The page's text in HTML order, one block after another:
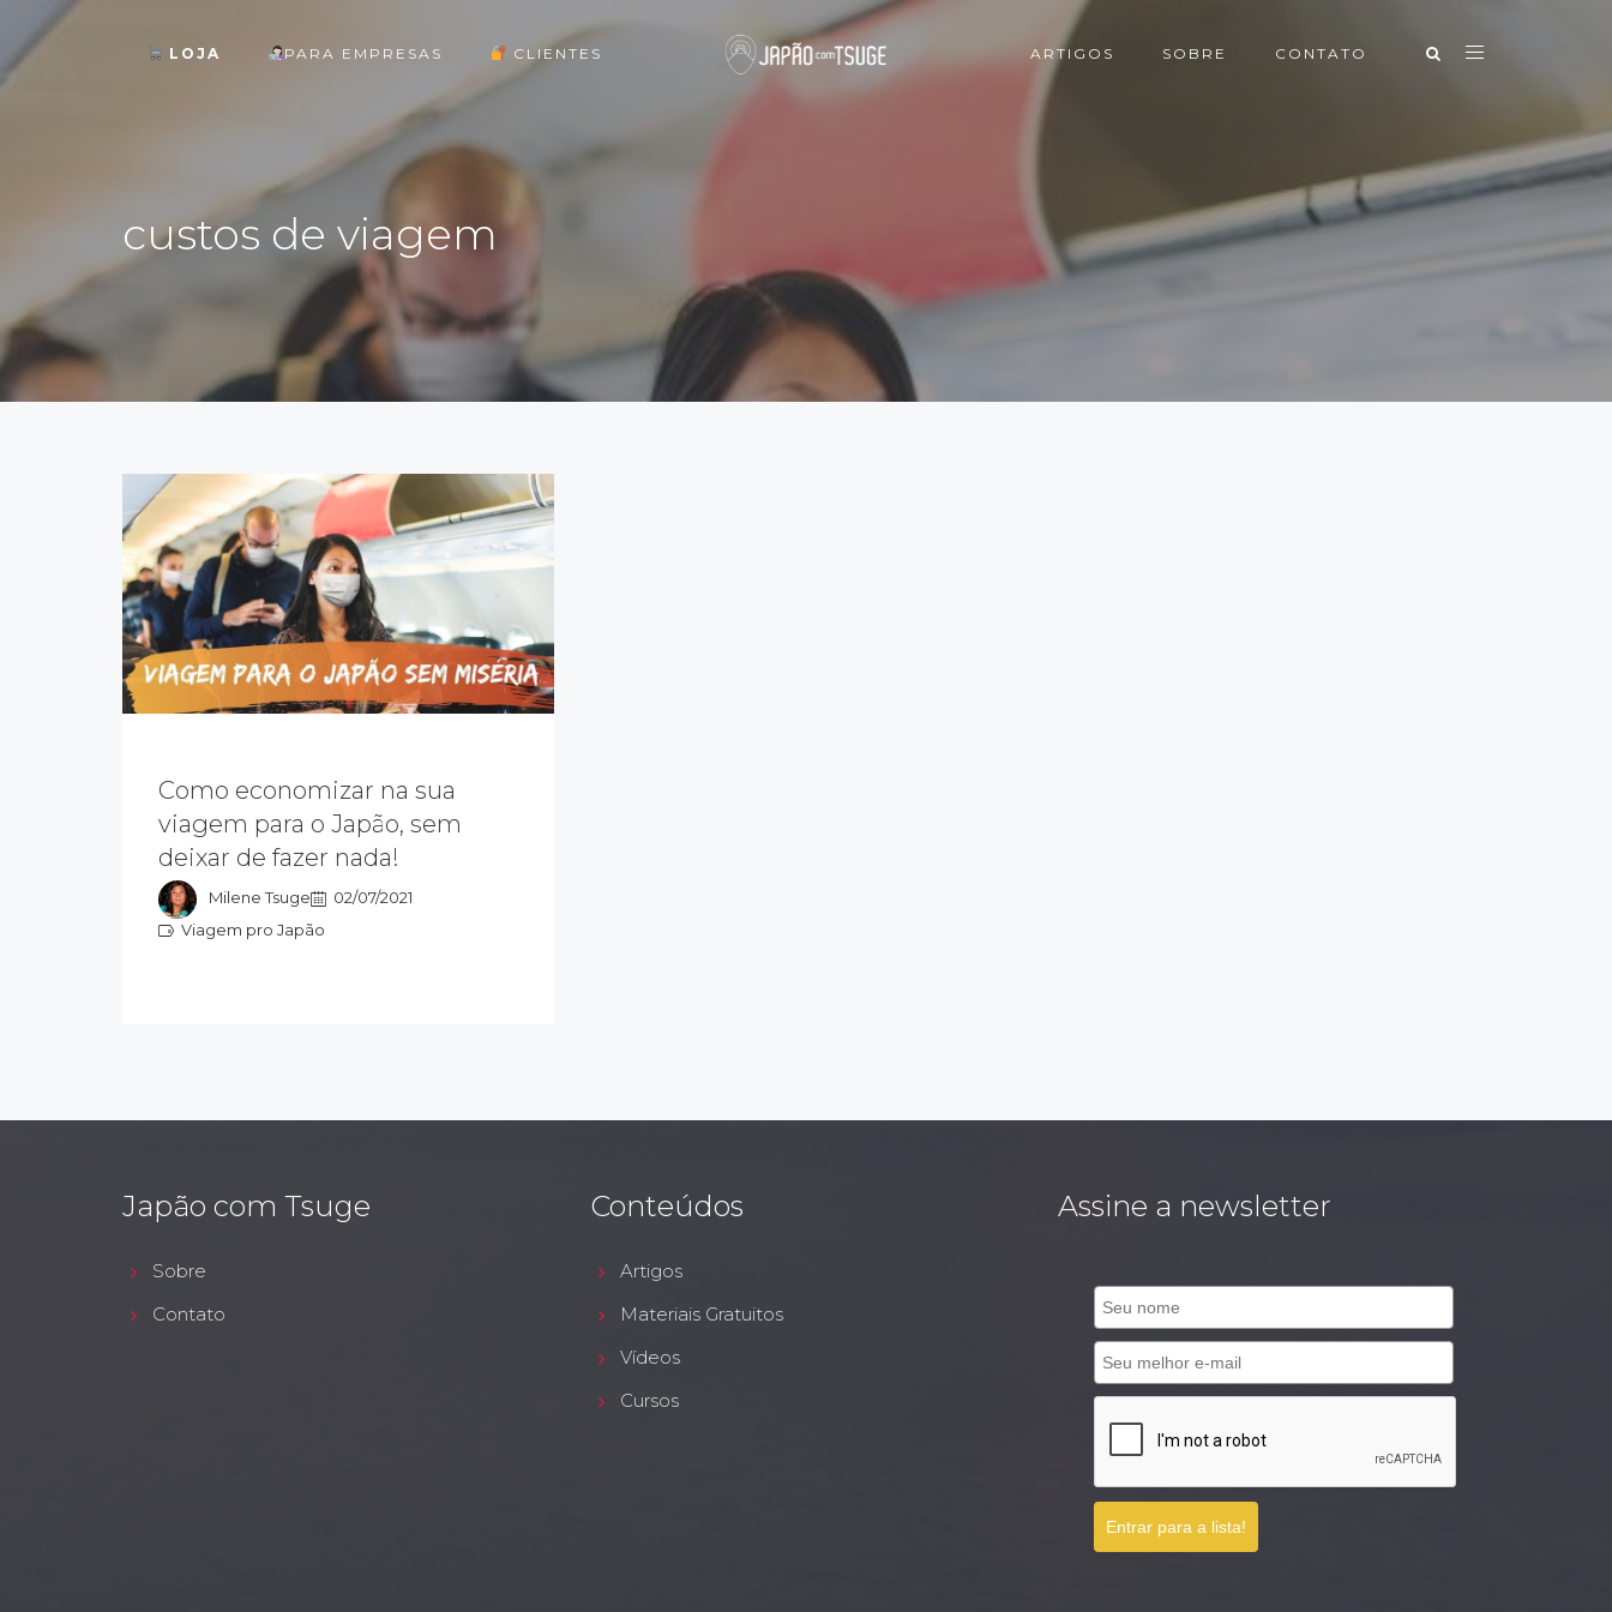
LOJA PARA EMPRESAS CLIENTES ARTIGOS SOBRE CONTATO
custos de viagem
Como economizar na sua
viagem para o Japão, sem
deixar de fazer nada!
Milene Tsuge
02/07/2021
Viagem pro Japão
Por isso, vamos te dar dicas de como
economizar na sua viagem para o
Japão, cortando os custos certos,
para você não deixar de fazer o que
Japão com Tsuge
Sobre
Contato
Conteúdos
Artigos
Materiais Gratuitos
Vídeos
Cursos
Assine a newsletter
Entrar para a lista!